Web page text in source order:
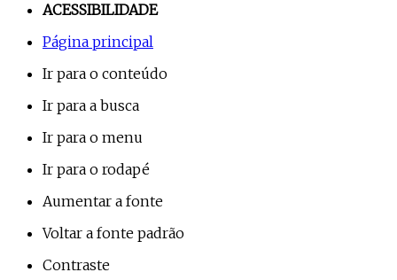
ACESSIBILIDADE
Página principal
Ir para o conteúdo
Ir para a busca
Ir para o menu
Ir para o rodapé
Aumentar a fonte
Voltar a fonte padrão
Contraste